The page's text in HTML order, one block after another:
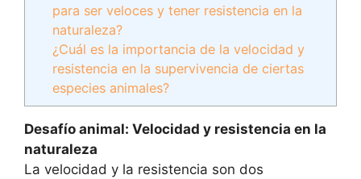
para ser veloces y tener resistencia en la
naturaleza?
¿Cuál es la importancia de la velocidad y
resistencia en la supervivencia de ciertas
especies animales?
Desafío animal: Velocidad y resistencia en la
naturaleza
La velocidad y la resistencia son dos